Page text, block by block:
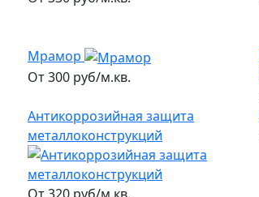
Мрамор
От 300 руб/м.кв.
Антикоррозийная защита
металлоконструкций